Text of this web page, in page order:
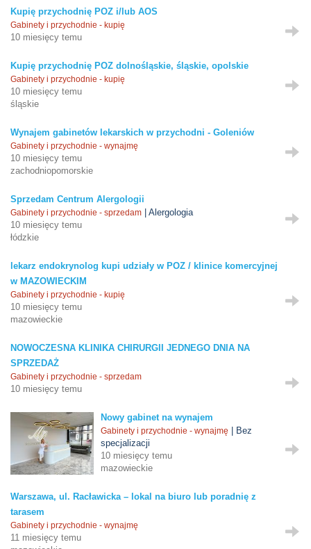
Kupię przychodnię POZ i/lub AOS
Gabinety i przychodnie - kupię
10 miesięcy temu
Kupię przychodnię POZ dolnośląskie, śląskie, opolskie
Gabinety i przychodnie - kupię
10 miesięcy temu
śląskie
Wynajem gabinetów lekarskich w przychodni - Goleniów
Gabinety i przychodnie - wynajmę
10 miesięcy temu
zachodniopomorskie
Sprzedam Centrum Alergologii
Gabinety i przychodnie - sprzedam | Alergologia
10 miesięcy temu
łódzkie
lekarz endokrynolog kupi udziały w POZ / klinice komercyjnej
w MAZOWIECKIM
Gabinety i przychodnie - kupię
10 miesięcy temu
mazowieckie
NOWOCZESNA KLINIKA CHIRURGII JEDNEGO DNIA NA
SPRZEDAŻ
Gabinety i przychodnie - sprzedam
10 miesięcy temu
Nowy gabinet na wynajem
Gabinety i przychodnie - wynajmę
| Bez
specjalizacji
10 miesięcy temu
mazowieckie
Warszawa, ul. Racławicka – lokal na biuro lub poradnię z
tarasem
Gabinety i przychodnie - wynajmę
11 miesięcy temu